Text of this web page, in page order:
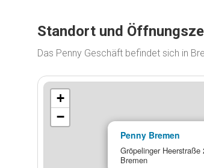
Standort und
Das Penny Geschäft befindet sich in
Penny Bremen
Gröpelinger Heerstraße
Bremen
+
−